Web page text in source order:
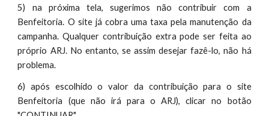
5) na próxima tela, sugerimos não contribuir com a
Benfeitoria. O site já cobra uma taxa pela manutenção da
campanha. Qualquer contribuição extra pode ser feita ao
próprio ARJ. No entanto, se assim desejar fazê-lo, não há
problema.
6) após escolhido o valor da contribuição para o site
Benfeitoria (que não irá para o ARJ), clicar no botão